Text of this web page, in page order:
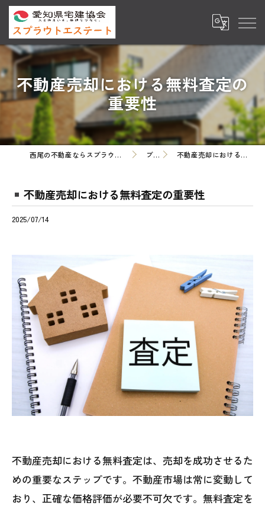
不動産売却における無料査定の
重要性
西尾の不動産ならスプラウトエステート株式会社 ブログ 不動産売却における無料査定の重要性
不動産売却における無料査定の重要性
2025/07/14
不動産売却における無料査定は、売却を成功させるた
めの重要なステップです。不動産市場は常に変動して
おり、正確な価格評価が必要不可欠です。無料査定を